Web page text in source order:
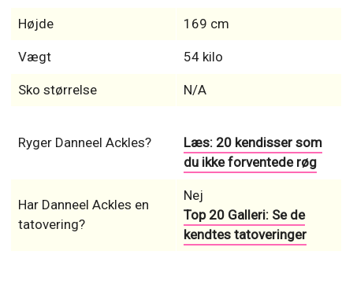
Højde 169 cm
Vægt 54 kilo
Sko størrelse N/A
Ryger Danneel Ackles?
Læs: 20 kendisser som
du ikke forventede røg
Har Danneel Ackles en
tatovering?
Nej
Top 20 Galleri: Se de
kendtes tatoveringer